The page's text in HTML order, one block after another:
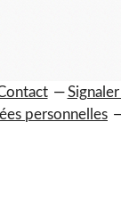
personnelles